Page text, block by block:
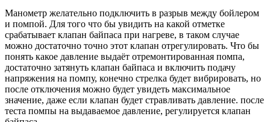
Манометр желательно подключить в разрыв между бойлером
и помпой. Для того что бы увидить на какой отметке
срабатывает клапан байпаса при нагреве, в таком случае
можно достаточно точно этот клапан отрегулировать. Что бы
понять какое давление выдаёт отремонтированная помпа,
достаточно затянуть клапан байпаса и включить подачу
напряжения на помпу, конечно стрелка будет вибрировать, но
после отключения можно будет увидеть максимальное
значение, даже если клапан будет стравливать давление. после
теста помпы на выдаваемое давление, регулируется клапан